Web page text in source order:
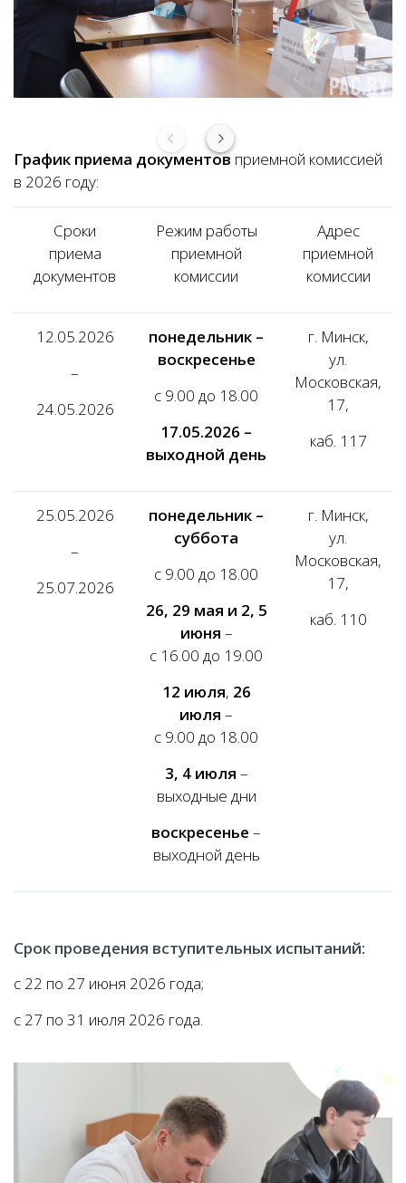
График приема документов приемной комиссией
в 2026 году:
Сроки
приема
документов
Режим работы
приемной
комиссии
Адрес
приемной
комиссии
12.05.2026
–
24.05.2026
понедельник –
воскресенье
с 9.00 до 18.00
17.05.2026 –
выходной день
г. Минск,
ул.
Московская,
17,
каб. 117
25.05.2026
–
25.07.2026
понедельник –
суббота
с 9.00 до 18.00
26, 29 мая и 2, 5
июня –
с 16.00 до 19.00
12 июля, 26
июля –
с 9.00 до 18.00
3, 4 июля –
выходные дни
воскресенье –
выходной день
г. Минск,
ул.
Московская,
17,
каб. 110
Срок проведения вступительных испытаний:
с 22 по 27 июня 2026 года;
с 27 по 31 июля 2026 года.